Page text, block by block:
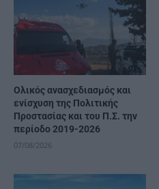
Ολικός ανασχεδιασμός και
ενίσχυση της Πολιτικής
Προστασίας και του Π.Σ. την
περίοδο 2019-2026
07/08/2026